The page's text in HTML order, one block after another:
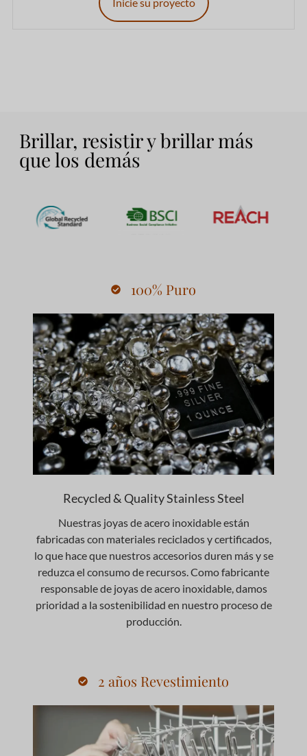
Brillar, resistir y brillar más
que los demás
100% Puro
Recycled & Quality Stainless Steel
Nuestras joyas de acero inoxidable están
fabricadas con materiales reciclados y certificados,
lo que hace que nuestros accesorios duren más y se
reduzca el consumo de recursos. Como fabricante
responsable de joyas de acero inoxidable, damos
prioridad a la sostenibilidad en nuestro proceso de
producción.
2 años Revestimiento